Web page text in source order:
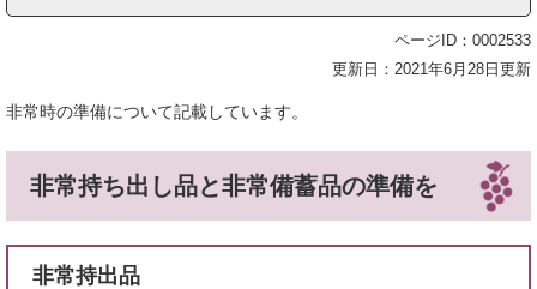
ページID：0002533
更新日：2021年6月28日更新
非常時の準備について記載しています。
非常持ち出し品と非常備蓄品の準備を
非常持出品